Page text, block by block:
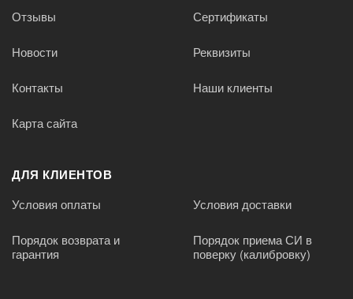
Отзывы Сертификаты
Новости Реквизиты
Контакты Наши клиенты
Карта сайта
ДЛЯ КЛИЕНТОВ
Условия оплаты Условия доставки
Порядок возврата и
гарантия
Порядок приема СИ в
поверку (калибровку)